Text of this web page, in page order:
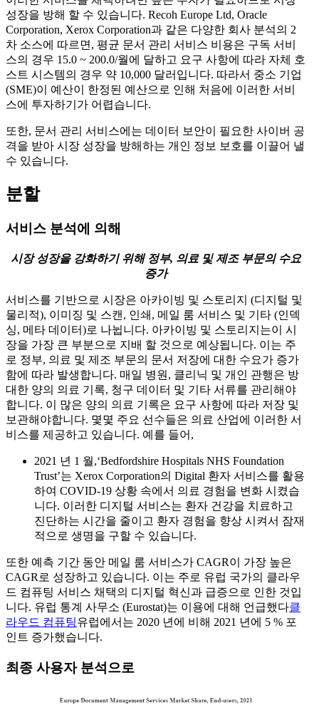
성장을 방해 할 수 있습니다. Recoh Europe Ltd, Oracle
Corporation, Xerox Corporation과 같은 다양한 회사 분석의 2
차 소스에 따르면, 평균 문서 관리 서비스 비용은 구독 서비
스의 경우 15.0 ~ 200.0/월에 달하고 요구 사항에 따라 자체 호
스트 시스템의 경우 약 10,000 달러입니다. 따라서 중소 기업
(SME)이 예산이 한정된 예산으로 인해 처음에 이러한 서비
스에 투자하기가 어렵습니다.
또한, 문서 관리 서비스에는 데이터 보안이 필요한 사이버 공
격을 받아 시장 성장을 방해하는 개인 정보 보호를 이끌어 낼
수 있습니다.
분할
서비스 분석에 의해
시장 성장을 강화하기 위해 정부, 의료 및 제조 부문의 수요
증가
서비스를 기반으로 시장은 아카이빙 및 스토리지 (디지털 및
물리적), 이미징 및 스캔, 인쇄, 메일 룸 서비스 및 기타 (인덱
싱, 메타 데이터)로 나뉩니다. 아카이빙 및 스토리지는이 시
장을 가장 큰 부분으로 지배 할 것으로 예상됩니다. 이는 주
로 정부, 의료 및 제조 부문의 문서 저장에 대한 수요가 증가
함에 따라 발생합니다. 매일 병원, 클리닉 및 개인 관행은 방
대한 양의 의료 기록, 청구 데이터 및 기타 서류를 관리해야
합니다. 이 많은 양의 의료 기록은 요구 사항에 따라 저장 및
보관해야합니다. 몇몇 주요 선수들은 의료 산업에 이러한 서
비스를 제공하고 있습니다. 예를 들어,
2021 년 1 월,‘Bedfordshire Hospitals NHS Foundation
Trust’는 Xerox Corporation의 Digital 환자 서비스를 활용
하여 COVID-19 상황 속에서 의료 경험을 변화 시켰습
니다. 이러한 디지털 서비스는 환자 건강을 치료하고
진단하는 시간을 줄이고 환자 경험을 향상 시켜서 잠재
적으로 생명을 구할 수 있습니다.
또한 예측 기간 동안 메일 룸 서비스가 CAGR이 가장 높은
CAGR로 성장하고 있습니다. 이는 주로 유럽 국가의 클라우
드 컴퓨팅 서비스 채택의 디지털 혁신과 급증으로 인한 것입
니다. 유럽 ​​통계 사무소 (Eurostat)는 이용에 대해 언급했다클
라우드 컴퓨팅유럽에서는 2020 년에 비해 2021 년에 5 % 포
인트 증가했습니다.
최종 사용자 분석으로